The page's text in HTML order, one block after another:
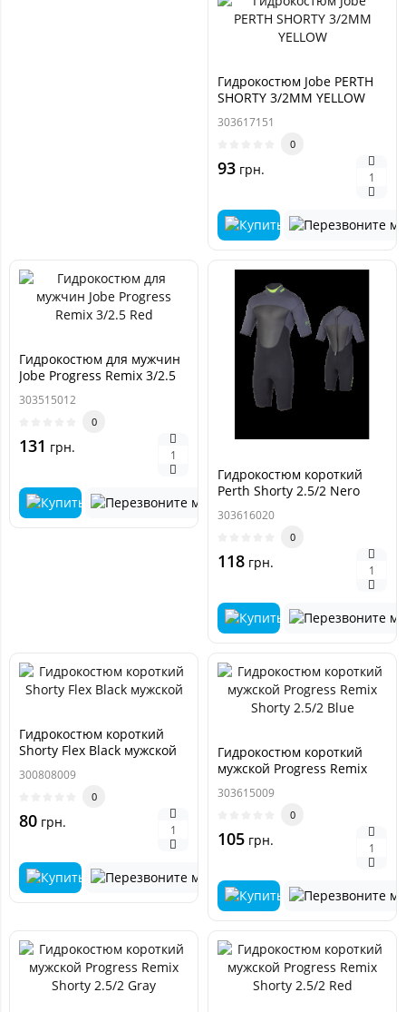
Гидрокостюм Jobe PERTH
SHORTY 3/2MM YELLOW
303617151
0
93 грн.
Гидрокостюм для мужчин
Jobe Progress Remix 3/2.5
Red
303515012
0
131 грн.
Гидрокостюм короткий
Perth Shorty 2.5/2 Nero
303616020
0
118 грн.
Гидрокостюм короткий
Shorty Flex Black мужской
300808009
0
80 грн.
Гидрокостюм короткий
мужской Progress Remix
Shorty 2.5/2 Blue
303615009
0
105 грн.